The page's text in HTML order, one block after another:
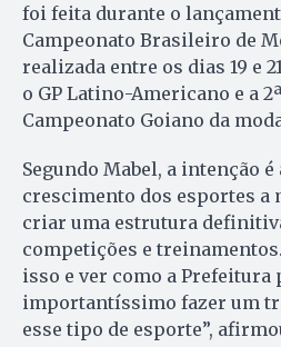
foi feita durante o
Campeonato Brasileiro de
realizada entre os dias 19 e
o GP Latino-Americano e a
Campeonato Goiano da
Segundo Mabel, a intenção
crescimento dos esportes a
criar uma estrutura
competições e
isso e ver como a Prefeitura
importantíssimo fazer um
esse tipo de esporte”,